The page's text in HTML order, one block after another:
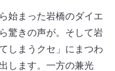
始まった岩橋のダイエ
驚きの声が。そして岩
しまうクセ」にまつわ
します。一方の兼光